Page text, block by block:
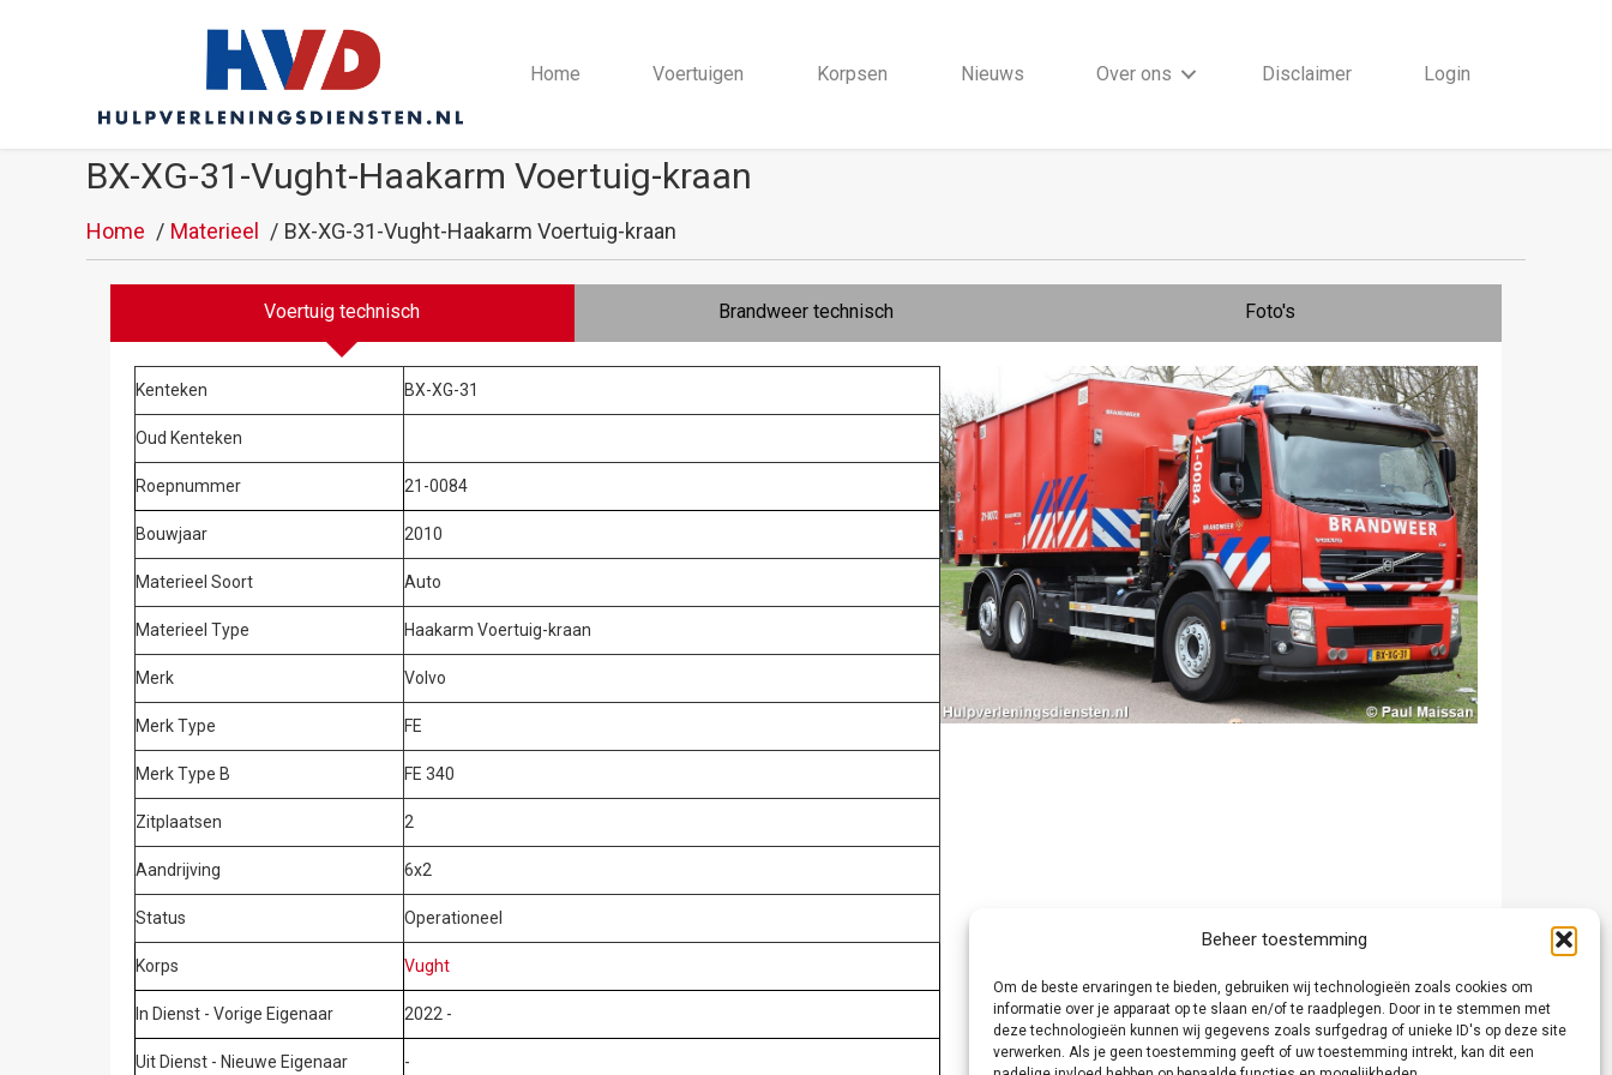
Beheer toestemming
Om de beste ervaringen te bieden, gebruiken wij technologieën zoals cookies om
informatie over je apparaat op te slaan en/of te raadplegen. Door in te stemmen met
deze technologieën kunnen wij gegevens zoals surfgedrag of unieke ID's op deze site
verwerken. Als je geen toestemming geeft of uw toestemming intrekt, kan dit een
Home Voertuigen Korpsen Nieuws Over ons Disclaimer Login
BX-XG-31-Vught-Haakarm Voertuig-kraan
Home Materieel BX-XG-31-Vught-Haakarm Voertuig-kraan
Voertuig technisch Brandweer technisch Foto's
Kenteken BX-XG-31
Oud Kenteken
Roepnummer 21-0084
Bouwjaar 2010
Materieel Soort Auto
Materieel Type Haakarm Voertuig-kraan
Merk Volvo
Merk Type FE
Merk Type B FE 340
Zitplaatsen 2
Aandrijving 6x2
Status Operationeel
Korps Vught
In Dienst - Vorige Eigenaar 2022 -
Uit Dienst - Nieuwe Eigenaar -